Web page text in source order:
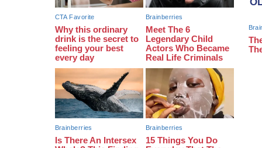
09:42 “Черкасиводоканал” пропонує
підвищити тарифи на воду та
водовідведення з 2027 року